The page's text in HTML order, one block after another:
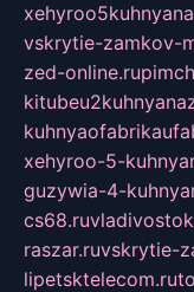
vskrytie-zamkov-
zed-online.ru
xehyroo-5-
guzywia-4-
cs68.ru
raszar.ruvskrytie-
lipetsktelecom.ru